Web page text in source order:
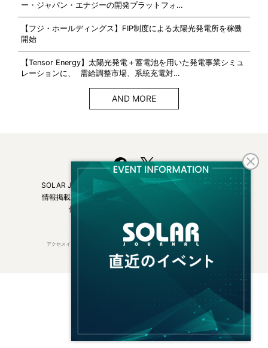
ー・ジャパン・エナジーの開発プラットフォ…
【フジ・ホールディングス】FIP制度による太陽光発電所を稼働
開始
【Tensor Energy】太陽光発電＋蓄電池を用いた発電事業シミュ
レーションに、 需給調整市場、系統充電対…
AND MORE
SOLAR JOURNALについて
フリーマガジンはこちら
情報掲載について
広告掲載について
個人情報保護方針
アクセスインターナショナルは持続可能な開発目標（SDGs）を支援しています。
© 2026 Access International Ltd.